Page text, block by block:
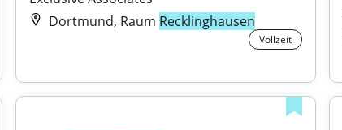
Dortmund, Raum Recklinghausen
Vollzeit